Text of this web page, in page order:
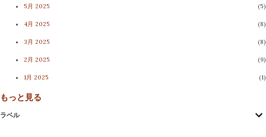
遊園地」廃止巡る審査請求 長野市長が却下
/ 1775769612682228071 裁決書
https://www.docswell.com/s/KoizumiKaz...
5月 2025 5
4月 2025 8
3月 2025 8
2月 2025 9
1月 2025 1
11月 2024
9
もっと見る
ラベル